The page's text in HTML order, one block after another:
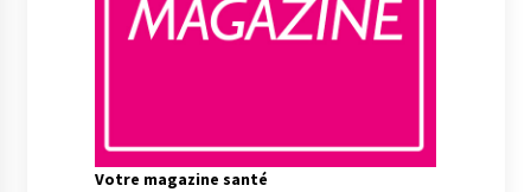
Votre magazine santé